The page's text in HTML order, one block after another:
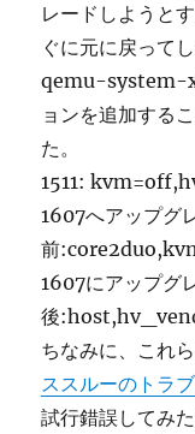
レードしようと
ぐに元に戻ってし
qemu-system-
ョンを追加する
た。
1511:
1607へアップグ
前
1607にアップグ
後
ちなみに、これ
ススルーのトラ
試行錯誤してみ